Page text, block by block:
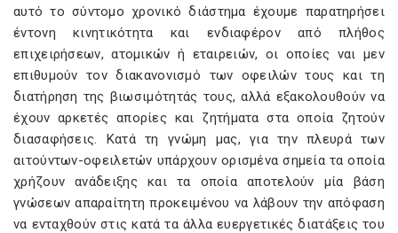
αυτό το σύντομο χρονικό διάστημα έχουμε παρατηρήσει
έντονη κινητικότητα και ενδιαφέρον από πλήθος
επιχειρήσεων, ατομικών ή εταιρειών, οι οποίες ναι μεν
επιθυμούν τον διακανονισμό των οφειλών τους και τη
διατήρηση της βιωσιμότητάς τους, αλλά εξακολουθούν να
έχουν αρκετές απορίες και ζητήματα στα οποία ζητούν
διασαφήσεις. Κατά τη γνώμη μας, για την πλευρά των
αιτούντων-οφειλετών υπάρχουν ορισμένα σημεία τα οποία
χρήζουν ανάδειξης και τα οποία αποτελούν μία βάση
γνώσεων απαραίτητη προκειμένου να λάβουν την απόφαση
να ενταχθούν στις κατά τα άλλα ευεργετικές διατάξεις του